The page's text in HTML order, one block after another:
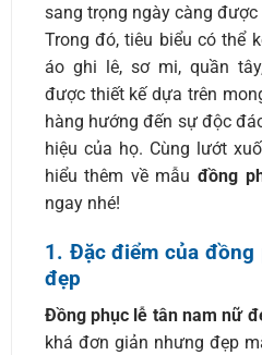
sang trọng ngày càng
Trong đó, tiêu biểu có thể
áo ghi lê, sơ mi, quần
được thiết kế dựa trên
hàng hướng đến sự độc
hiệu của họ. Cùng lướt
hiểu thêm về mẫu đồng
ngay nhé!
1. Đặc điểm của
đẹp
Đồng phục lễ tân nam nữ
khá đơn giản nhưng đẹp